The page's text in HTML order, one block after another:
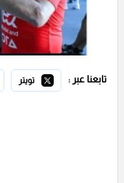
تابعنا عبر : تويتر